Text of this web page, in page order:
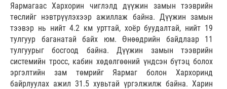
Яармагаас Хархорин чиглэлд дүүжин замын тээврийн
төслийг нэвтрүүлэхээр ажиллаж байна. Дүүжин замын
тээвэр нь нийт 4.2 км урттай, хоёр буудалтай, нийт 19
тулгуур баганатай байх юм. Өнөөдрийн байдлаар 11
тулгуурыг босгоод байна. Дүүжин замын тээврийн
системийн тросс, кабин хөдөлгөөний үндсэн бүтэц болох
эргэлтийн зам төмрийг Яармаг болон Хархоринд
байрлуулах ажил 31.5 хувьтай үргэлжилж байна. Харин